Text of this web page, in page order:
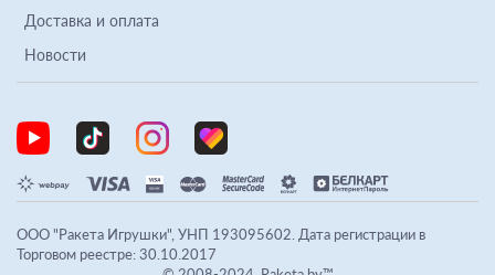
Доставка и оплата
Новости
ООО "Ракета Игрушки", УНП 193095602. Дата регистрации в
Торговом реестре: 30.10.2017